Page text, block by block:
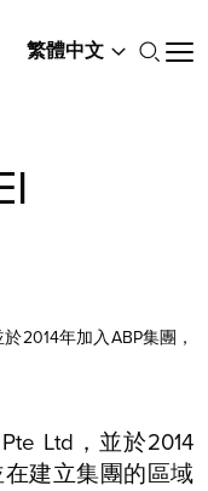
繁體中文
2014年加入ABP集團，
Ltd，並於2014
建立集團的區域